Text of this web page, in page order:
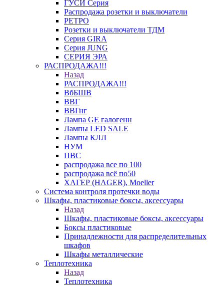
ГУСИ Серия
Распродажа розетки и выключатели
РЕТРО
Розетки и выключатели ТДМ
Серия GIRA
Серия JUNG
СЕРИЯ ЭРА
РАСПРОДАЖА!!!
Назад
РАСПРОДАЖА!!!
ВбБШВ
ВВГ
ВВГнг
Лампа GE галогенн
Лампы LED SALE
Лампы КЛЛ
НУМ
ПВС
распродажа все по 100
распродажа всё по50
ХАГЕР (HAGER), Moeller
Система контроля протечки воды
Шкафы, пластиковые боксы, аксессуары
Назад
Шкафы, пластиковые боксы, аксессуары
Боксы пластиковые
Принадлежности для распределительных
шкафов
Шкафы металлические
Теплотехника
Назад
Теплотехника